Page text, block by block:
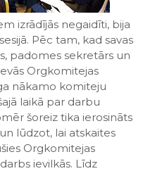
izrādījās negaidīti, bija
Pēc tam, kad savas
padomes sekretārs un
Orgkomitejas
nākamo komiteju
laikā par darbu
šoreiz tika ierosināts
lūdzot, lai atskaites
Orgkomitejas
ievilkās. Līdz